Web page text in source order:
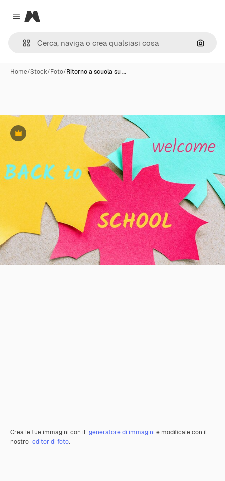
Close menu
Magnific
Cerca
Home/Stock/Foto/Ritorno a scuola su …
Premium
Crea le tue immagini con il generatore di immagini e modificale con il
nostro editor di foto.